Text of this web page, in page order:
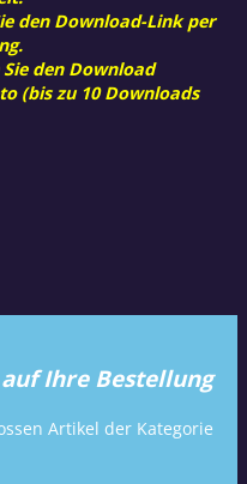
den Download-Link per
den Download
(bis zu 10 Downloads
Ihre Bestellung
Artikel der Kategorie